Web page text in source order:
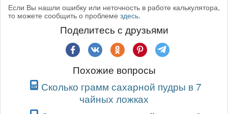
Если Вы нашли ошибку или неточность в работе калькулятора,
то можете сообщить о проблеме здесь.
Поделитесь с друзьями
Похожие вопросы
Сколько грамм сахарной пудры в 7
чайных ложках